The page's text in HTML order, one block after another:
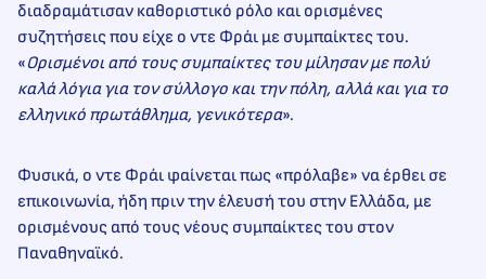
διαδραμάτισαν καθοριστικό ρόλο και ορισμένες
συζητήσεις που είχε ο ντε Φράι με συμπαίκτες του.
«Ορισμένοι από τους συμπαίκτες του μίλησαν με πολύ
καλά λόγια για τον σύλλογο και την πόλη, αλλά και για το
ελληνικό πρωτάθλημα, γενικότερα».
Φυσικά, ο ντε Φράι φαίνεται πως «πρόλαβε» να έρθει σε
επικοινωνία, ήδη πριν την έλευσή του στην Ελλάδα, με
ορισμένους από τους νέους συμπαίκτες του στον
Παναθηναϊκό.